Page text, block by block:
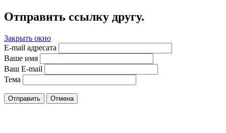
Отправить ссылку другу.
Закрыть окно
E-mail адресата
Ваше имя
Ваш E-mail
Тема
Отправить Отмена